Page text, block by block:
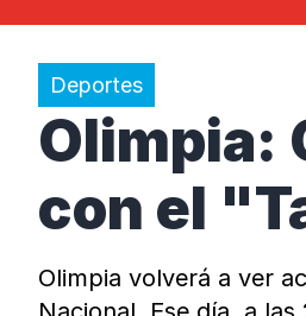
Deportes
Olimpia:
con el
Olimpia volverá a ver